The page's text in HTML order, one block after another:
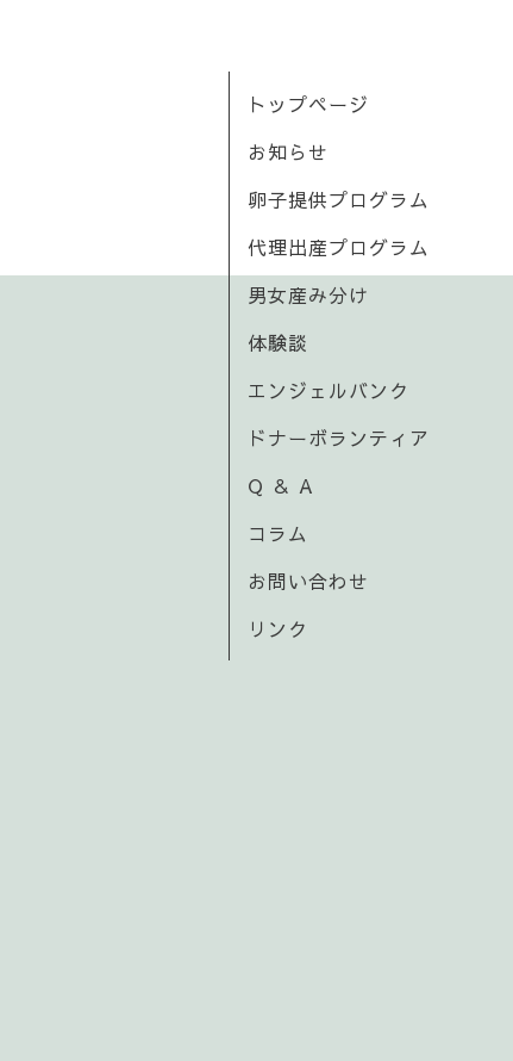
トップページ
お知らせ
卵子提供プログラム
代理出産プログラム
男女産み分け
体験談
エンジェルバンク
ドナーボランティア
Q ＆ A
コラム
お問い合わせ
リンク